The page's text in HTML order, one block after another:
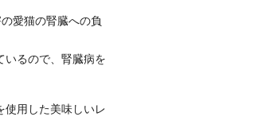
愛猫の腎臓への負
いるので、腎臓病を
使用した美味しいレ